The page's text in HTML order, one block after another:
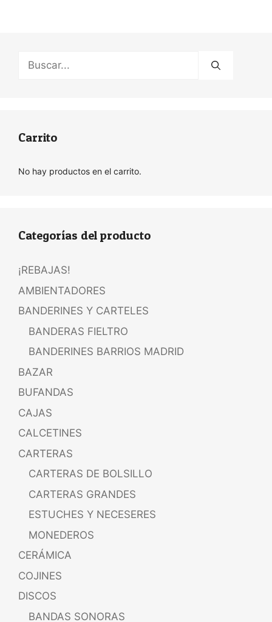
Buscar:
Carrito
No hay productos en el carrito.
Categorías del producto
¡REBAJAS!
AMBIENTADORES
BANDERINES Y CARTELES
BANDERAS FIELTRO
BANDERINES BARRIOS MADRID
BAZAR
BUFANDAS
CAJAS
CALCETINES
CARTERAS
CARTERAS DE BOLSILLO
CARTERAS GRANDES
ESTUCHES Y NECESERES
MONEDEROS
CERÁMICA
COJINES
DISCOS
BANDAS SONORAS